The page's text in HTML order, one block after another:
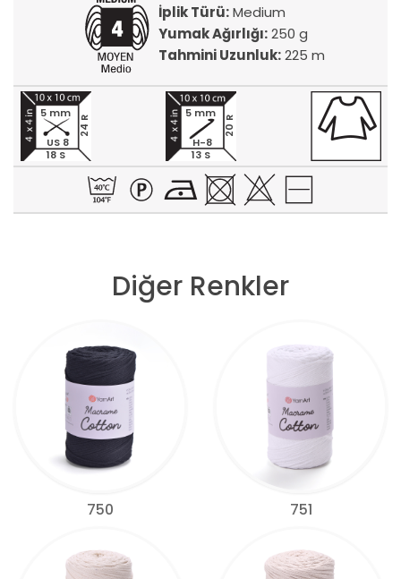
İplik Türü:Medium
Yumak Ağırlığı:250 g
Tahmini Uzunluk:225 m
18 S
24 R
5 mm
US 8
13 S
20 R
5 mm
H-8
Diğer Renkler
750 751